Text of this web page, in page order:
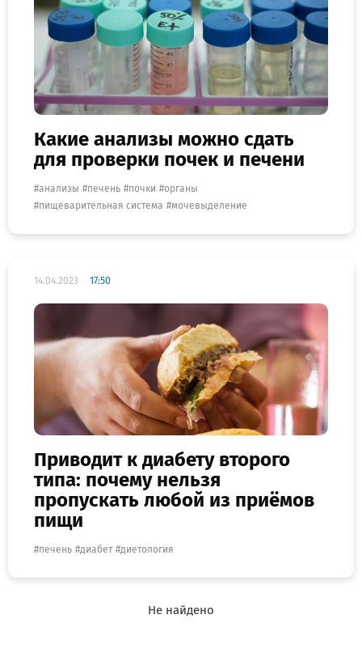
Какие анализы можно сдать
для проверки почек и печени
анализы печень почки
органы
пищеварительная система
мочевыделение
14.04.2023 17:50
Приводит к диабету второго
типа: почему нельзя
пропускать любой из приёмов
пищи
печень диабет диетология